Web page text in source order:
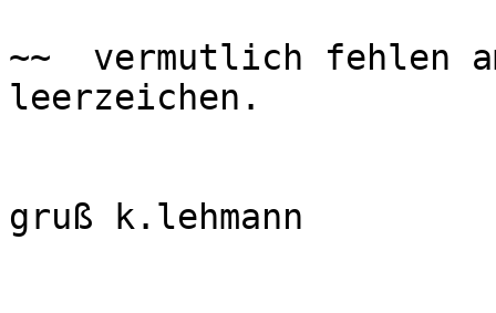
~~  vermutlich fehlen
leerzeichen.
gruß k.lehmann